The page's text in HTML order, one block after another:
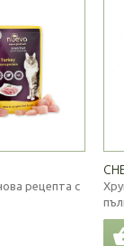
рецепта с